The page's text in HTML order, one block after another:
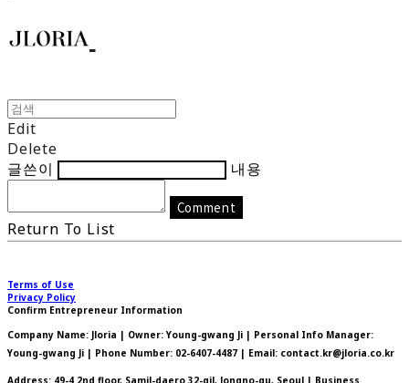
Edit
Delete
글쓴이
내용
Comment
Return To List
Terms of Use
Privacy Policy
Confirm Entrepreneur Information
Company Name: Jloria | Owner: Young-gwang Ji | Personal Info Manager:
Young-gwang Ji | Phone Number: 02-6407-4487 | Email: contact.kr@jloria.co.kr
Address: 49-4 2nd floor, Samil-daero 32-gil, Jongno-gu, Seoul | Business